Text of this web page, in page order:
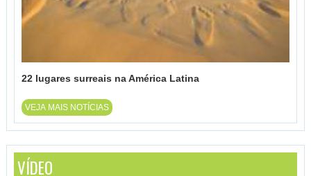
22 lugares surreais na América Latina
VEJA MAIS NOTÍCIAS
VÍDEO